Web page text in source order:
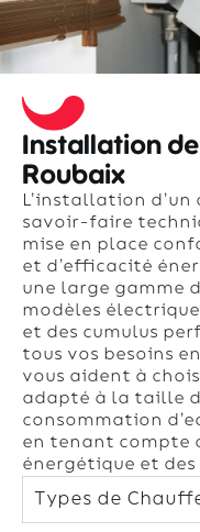
Installation
Roubaix
L’installation
savoir-faire
mise en place
et d’efficacité
une large gamme
modèles
et des cumulus
tous vos besoins
vous aident à
adapté à la taille
consommation
en tenant compte
énergétique et
Types de